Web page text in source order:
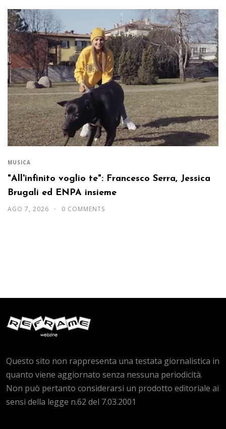
MUSICA
"All'infinito voglio te": Francesco Serra, Jessica
Brugali ed ENPA insieme
AGO 7, 2026 0 COMMENTS
Questo sito non rappresenta una testata giornalistica in
quanto viene aggiornato senza nessuna periodicità.
Non può pertanto considerarsi un prodotto editoriale ai
sensi della legge n.62 del 7.03.2001